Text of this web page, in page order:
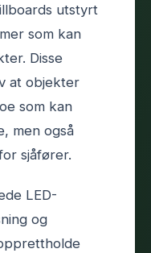
utstyrt
som kan
Disse
at objekter
som kan
men også
sjåfører.
LED-
og